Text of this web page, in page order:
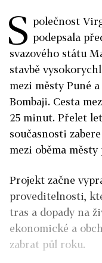
S polečnost
podepsala
svazového státu
stavbě
mezi městy Puné
Bombaji. Cesta
25 minut. Přelet
současnosti
mezi oběma
Projekt začne
proveditelnosti,
tras a dopady na
ekonomické a
zabrat půl roku.